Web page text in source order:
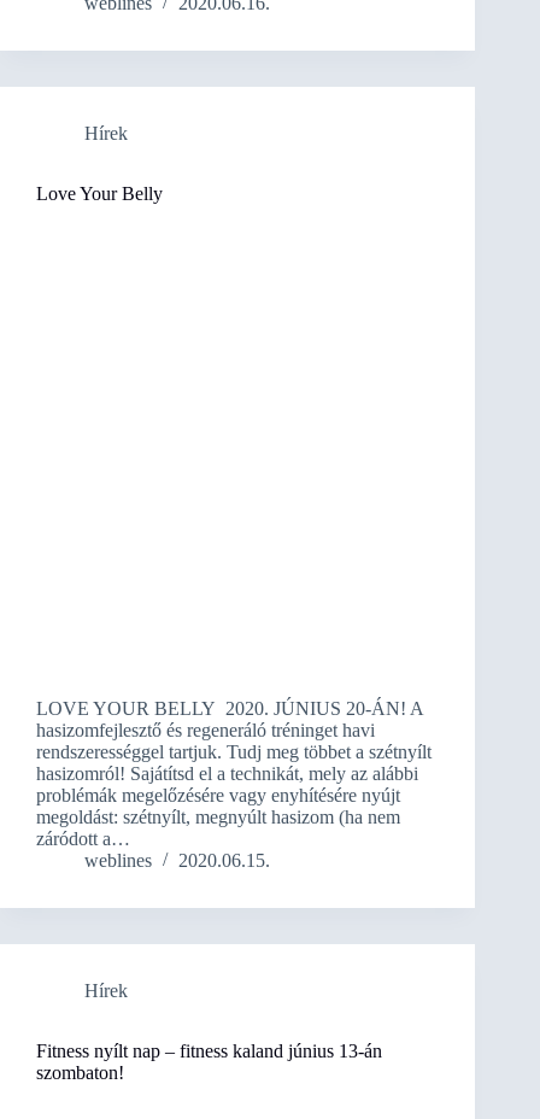
Hírek
Love Your Belly
LOVE YOUR BELLY 2020. JÚNIUS 20-ÁN! A
hasizomfejlesztő és regeneráló tréninget havi
rendszerességgel tartjuk. Tudj meg többet a szétnyílt
hasizomról! Sajátítsd el a technikát, mely az alábbi
problémák megelőzésére vagy enyhítésére nyújt
megoldást: szétnyílt, megnyúlt hasizom (ha nem
záródott a…
weblines
2020.06.15.
Hírek
Fitness nyílt nap – fitness kaland június 13-án
szombaton!